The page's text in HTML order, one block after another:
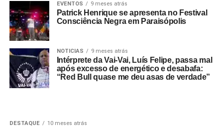
EVENTOS 9 meses atrás
Patrick Henrique se apresenta no Festival
Consciência Negra em Paraisópolis
NOTICIAS 9 meses atrás
Intérprete da Vai-Vai, Luís Felipe, passa mal
após excesso de energético e desabafa:
“Red Bull quase me deu asas de verdade”
DESTAQUE 10 meses atrás